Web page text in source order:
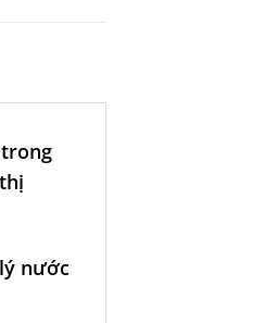
nước